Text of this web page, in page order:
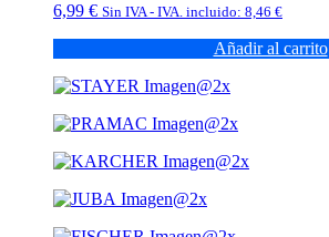
elegir
en
la
página
de
producto
6,99 € Sin IVA - IVA. incluido: 8,46 €
Añadir al carrito